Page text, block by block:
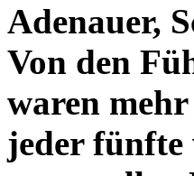
Adenauer,
Von den
waren
jeder fünfte